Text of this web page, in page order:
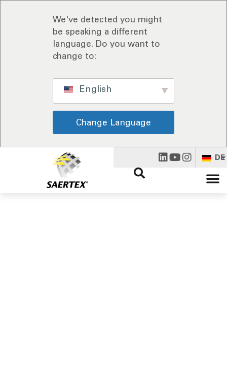
We've detected you might
be speaking a different
language. Do you want to
change to:
English
Change Language
DE